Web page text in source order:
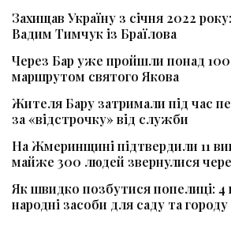
Захищав Україну з січня 2022
Вадим Тимчук із Браїлова
Через Бар уже пройшли понад
маршрутом святого Якова
Жителя Бару затримали під час
за «відстрочку» від служби
На Жмеринщині підтвердили 11
майже 300 людей звернулися
Як швидко позбутися попелиці: 4
народні засоби для саду та городу